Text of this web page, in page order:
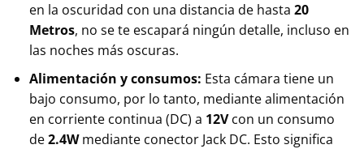
en la oscuridad con una distancia de hasta 20
Metros, no se te escapará ningún detalle, incluso en
las noches más oscuras.
Alimentación y consumos: Esta cámara tiene un
bajo consumo, por lo tanto, mediante alimentación
en corriente continua (DC) a 12Vcon un consumo
de2.4Wmediante conector Jack DC. Esto significa